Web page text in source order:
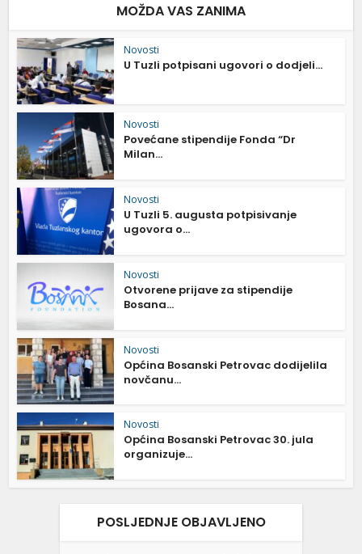
MOŽDA VAS ZANIMA
Novosti
U Tuzli potpisani ugovori o dodjeli...
Novosti
Povećane stipendije Fonda “Dr
Milan...
Novosti
U Tuzli 5. augusta potpisivanje
ugovora o...
Novosti
Otvorene prijave za stipendije
Bosana...
Novosti
Općina Bosanski Petrovac dodijelila
novčanu...
Novosti
Općina Bosanski Petrovac 30. jula
organizuje...
POSLJEDNJE OBJAVLJENO